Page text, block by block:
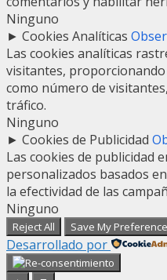
Ninguno
► Cookies Analíticas
Las cookies analíticas
visitantes,
como número de
tráfico.
Ninguno
► Cookies de Publicidad
Las cookies de publicidad
personalizados basados
la efectividad de las
Ninguno
Reject All Save My
Desarrollado por